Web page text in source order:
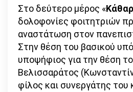
Στο δεύτερο μέρος «
δολοφονίες φοιτητριών
αναστάτωση στον
Στην θέση του βασικού
υποψήφιος για την θέση
Βελισσαράτος
φίλος και συνεργάτης του